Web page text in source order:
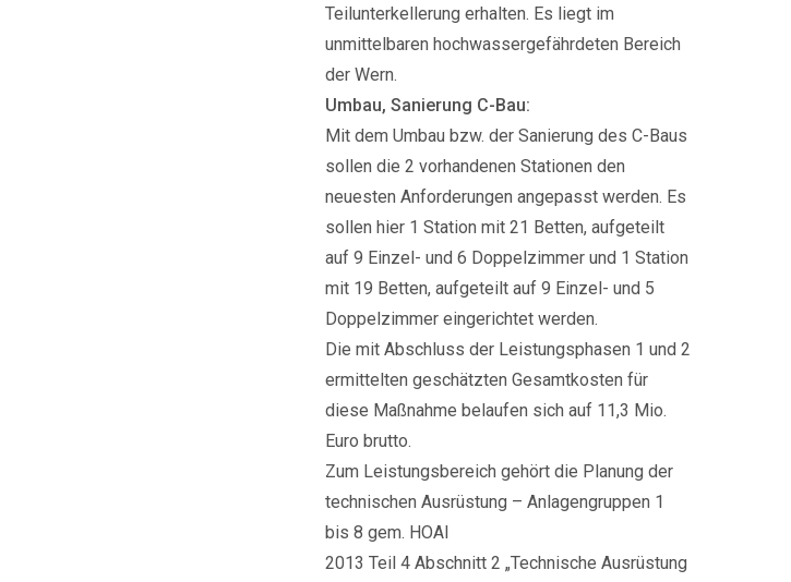
Teilunterkellerung erhalten. Es liegt im
unmittelbaren hochwassergefährdeten Bereich
der Wern.
Umbau, Sanierung C-Bau:
Mit dem Umbau bzw. der Sanierung des C-Baus
sollen die 2 vorhandenen Stationen den
neuesten Anforderungen angepasst werden. Es
sollen hier 1 Station mit 21 Betten, aufgeteilt
auf 9 Einzel- und 6 Doppelzimmer und 1 Station
mit 19 Betten, aufgeteilt auf 9 Einzel- und 5
Doppelzimmer eingerichtet werden.
Die mit Abschluss der Leistungsphasen 1 und 2
ermittelten geschätzten Gesamtkosten für
diese Maßnahme belaufen sich auf 11,3 Mio.
Euro brutto.
Zum Leistungsbereich gehört die Planung der
technischen Ausrüstung – Anlagengruppen 1
bis 8 gem. HOAI
2013 Teil 4 Abschnitt 2 „Technische Ausrüstung